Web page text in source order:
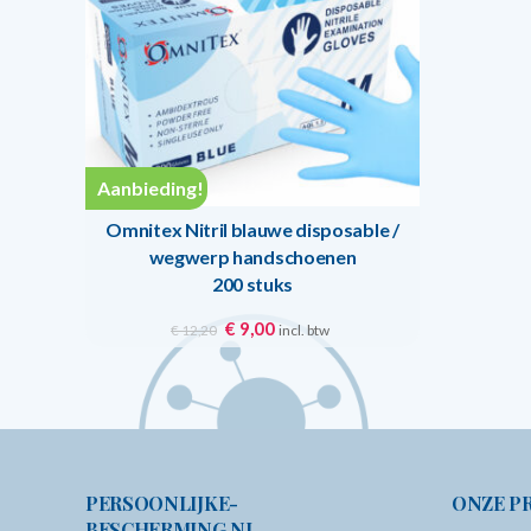
Aanbieding!
Omnitex Nitril blauwe disposable /
wegwerp handschoenen
200 stuks
€12,20 Oorspronkelijke
prijs
was:
€ 9,00Huidige
is:
€ 9,00.
incl. btw
PERSOONLIJKE-
ONZE